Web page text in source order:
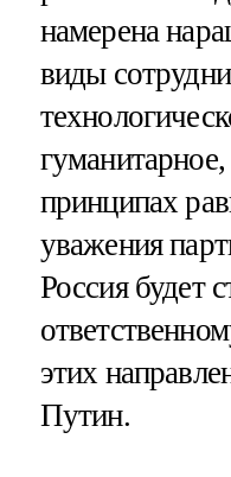
намерена
виды
принципах
уважения
Россия будет
этих
Путин.